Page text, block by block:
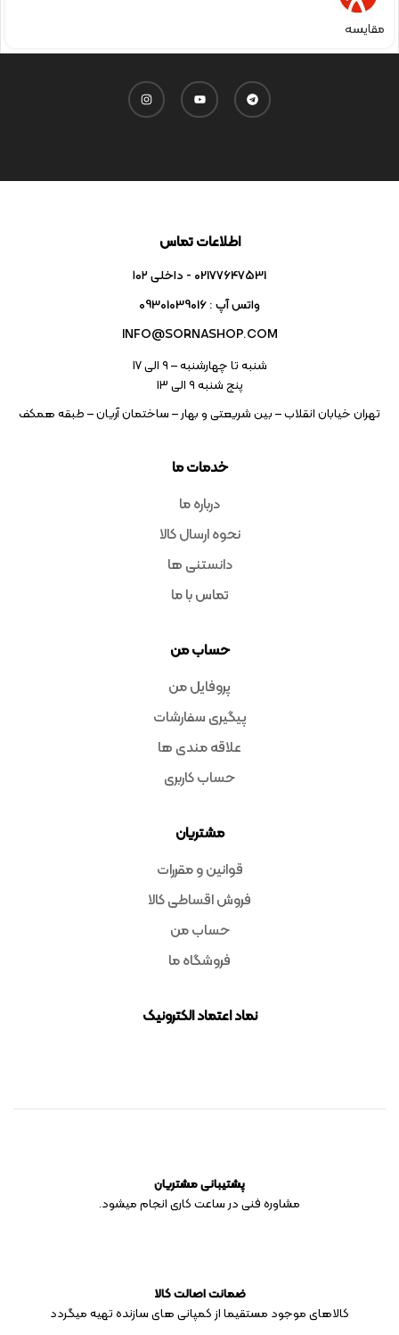
مقایسه
خدمات ما
درباره ما
نحوه ارسال کالا
دانستنی ها
تماس با ما
حساب من
پروفایل من
پیگیری سفارشات
علاقه مندی ها
حساب کاربری
مشتریان
قوانین و مقررات
فروش اقساطی کالا
حساب من
فروشگاه ما
نماد اعتماد الکترونیک
اطلاعات تماس
02177647531 - داخلی ۱۰۲
واتس آپ : 09301039016
INFO@SORNASHOP.COM
شنبه تا چهارشنبه – ۹ الی 17
پنج شنبه ۹ الی 13
تهران خیابان انقلاب – بین شریعتی و بهار – ساختمان آریان – طبقه همکف
پشتیبانی مشتریان
مشاوره فنی در ساعت کاری انجام میشود.
ضمانت اصالت کالا
کالاهای موجود مستقیما از کمپانی های سازنده تهیه میگردد